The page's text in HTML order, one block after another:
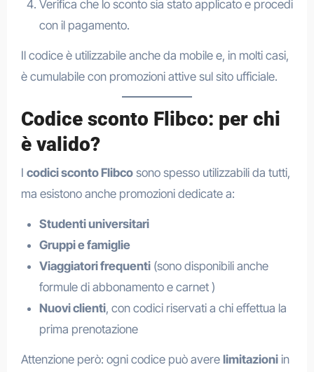
Verifica che lo sconto sia stato applicato e procedi
con il pagamento.
Il codice è utilizzabile anche da mobile e, in molti casi,
è cumulabile con promozioni attive sul sito ufficiale.
Codice sconto Flibco: per chi
è valido?
I codici sconto Flibcosono spesso utilizzabili da tutti,
ma esistono anche promozioni dedicate a:
Studenti universitari
Gruppi e famiglie
Viaggiatori frequenti(sono disponibili anche
formule di abbonamento e carnet )
Nuovi clienti, con codici riservati a chi effettua la
prima prenotazione
Attenzione però: ogni codice può avere limitazioniin